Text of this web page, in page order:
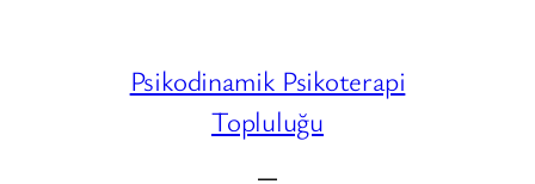
Psikodinamik Psikoterapi
Topluluğu